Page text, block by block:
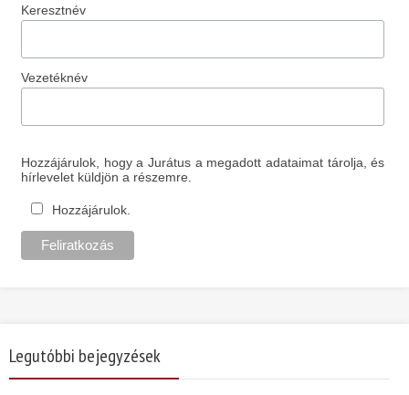
Keresztnév
Vezetéknév
Hozzájárulok, hogy a Jurátus a megadott adataimat tárolja, és
hírlevelet küldjön a részemre.
Hozzájárulok.
Legutóbbi bejegyzések